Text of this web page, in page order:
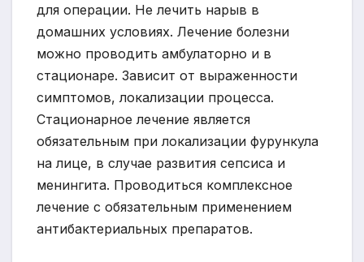
для операции. Не лечить нарыв в
домашних условиях. Лечение болезни
можно проводить амбулаторно и в
стационаре. Зависит от выраженности
симптомов, локализации процесса.
Стационарное лечение является
обязательным при локализации фурункула
на лице, в случае развития сепсиса и
менингита. Проводиться комплексное
лечение с обязательным применением
антибактериальных препаратов.